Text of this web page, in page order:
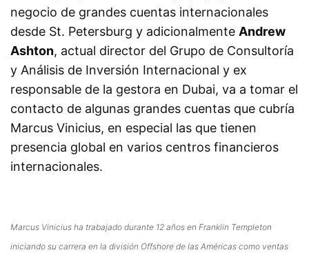
negocio de grandes cuentas internacionales
desde St. Petersburg y adicionalmente Andrew
Ashton, actual director del Grupo de Consultoría
y Análisis de Inversión Internacional y ex
responsable de la gestora en Dubai, va a tomar el
contacto de algunas grandes cuentas que cubría
Marcus Vinicius, en especial las que tienen
presencia global en varios centros financieros
internacionales.
Marcus Vinicius ha trabajado durante 12 años en Franklin Templeton
iniciando su carrera en la división Offshore de las Américas como ventas